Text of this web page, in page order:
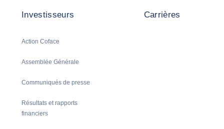
Investisseurs
Action Coface
Assemblée Générale
Communiqués de presse
Résultats et rapports
financiers
Carrières